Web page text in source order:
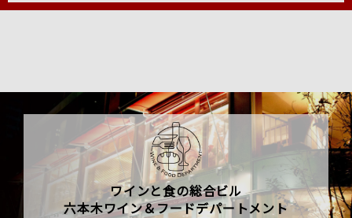
ワインと食の総合ビル
六本木ワイン＆フードデパートメント